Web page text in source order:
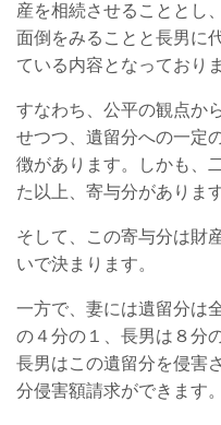
産を相続させることとし
面倒をみることと長男に
ている内容となっており
すなわち、公平の観点か
せつつ、遺留分への一定
徴があります。しかも、
た以上、寄与分があります
そして、この寄与分は財
いで決まります。
一方で、妻には遺留分は
の４分の１、長男は８分
長男はこの遺留分を侵害
分侵害額請求ができます。